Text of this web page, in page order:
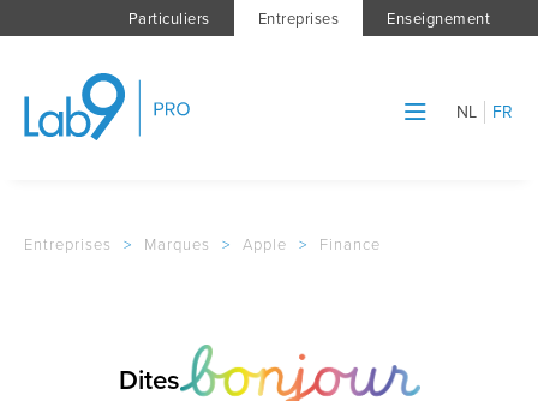
Particuliers Entreprises Enseignement
NL FR
Entreprises > Marques > Apple > Finance
Dites